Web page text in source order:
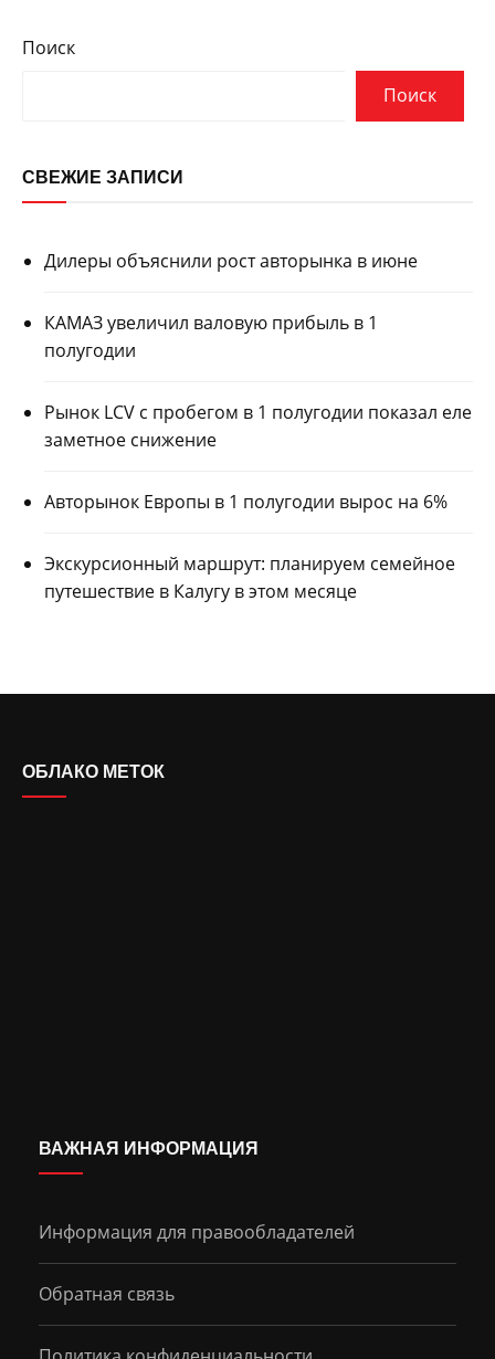
Поиск
Поиск
СВЕЖИЕ ЗАПИСИ
Дилеры объяснили рост авторынка в июне
КАМАЗ увеличил валовую прибыль в 1
полугодии
Рынок LCV с пробегом в 1 полугодии показал еле
заметное снижение
Авторынок Европы в 1 полугодии вырос на 6%
Экскурсионный маршрут: планируем семейное
путешествие в Калугу в этом месяце
ОБЛАКО МЕТОК
ВАЖНАЯ ИНФОРМАЦИЯ
Информация для правообладателей
Обратная связь